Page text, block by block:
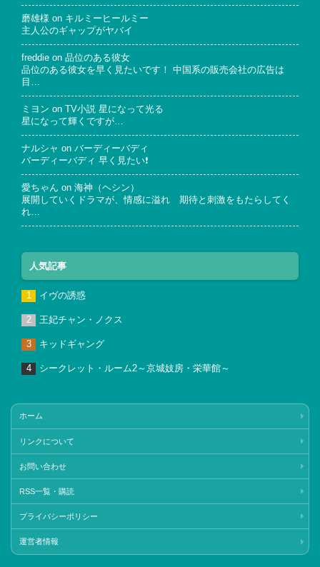
磨雄様 on キルミーヒールミー
主人公のギャップがヤバイ
freddie on 品位のある彼女
品位のある彼女を早く見たいです！ 中国系の販売会社の広告は
目…
ミヨン on
TV小説 星になって光る
星になって輝くですが…
ナルシャ on バーディーバディ
バーディーバディ 早く見たい❗
愛ちゃん on 海神（ヘシン）
展開していくドラマが、情感に溢れ 期待と刺激をもたらしてく
れ…
人気記事
イヴの誘惑
王妃チャン・ノクス
キッドギャング
シークレット・ルーム2～京城妓房・栄華館～
ホーム
リンクについて
お問い合わせ
RSS一覧・購読
プライバシーポリシー
運営者情報